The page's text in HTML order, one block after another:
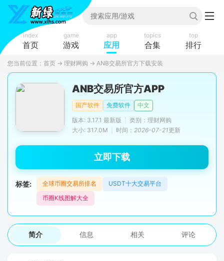
index
首页
game
游戏
app
应用
topics
合集
top
排行
您当前位置： 首页 → 理财网购 → ANB交易所官方下载安装
ANB交易所官方APP
国产软件 免费软件
中文
版本: 3.17.1 最新版
类别：理财网购
大小: 317.0M
时间： 2026-07-21更新
立即下载
标签: 全球币圈交易所排名
USDT十大交易平台
币圈K线图解大全
简介 信息 相关 评论